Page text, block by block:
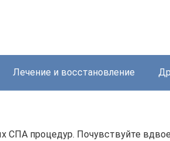
Лечение и восстановление
СПА процедур. Почувствуйте